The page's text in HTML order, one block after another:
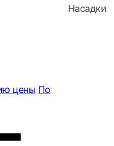
Насадки
цены По